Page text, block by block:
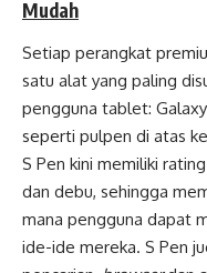
Mudah
Setiap perangkat
satu alat yang paling
pengguna tablet:
seperti pulpen di atas
S Pen kini memiliki rating
dan debu, sehingga
mana pengguna dapat
ide-ide mereka. S Pen